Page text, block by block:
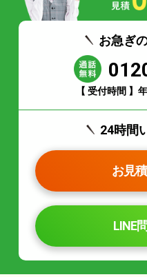
お急ぎ
【 受付時間 】
24時間
お見
LINE